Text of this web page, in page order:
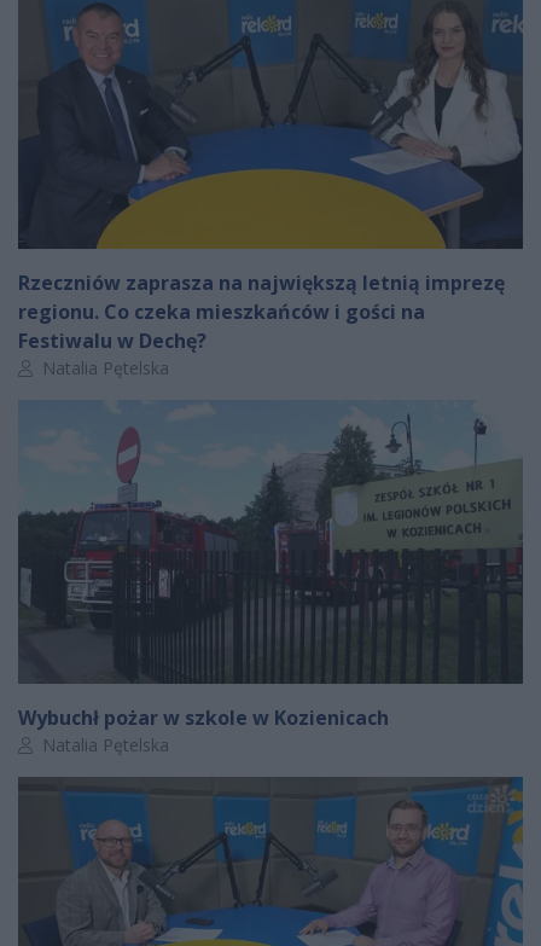
Rzeczniów zaprasza na największą letnią imprezę
regionu. Co czeka mieszkańców i gości na
Festiwalu w Dechę?
Autor artykułu:
Natalia Pętelska
Wybuchł pożar w szkole w Kozienicach
Autor artykułu:
Natalia Pętelska